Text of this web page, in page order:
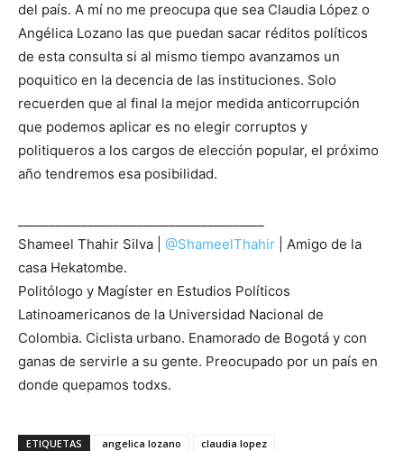
del país. A mí no me preocupa que sea Claudia López o
Angélica Lozano las que puedan sacar réditos políticos
de esta consulta si al mismo tiempo avanzamos un
poquitico en la decencia de las instituciones. Solo
recuerden que al final la mejor medida anticorrupción
que podemos aplicar es no elegir corruptos y
politiqueros a los cargos de elección popular, el próximo
año tendremos esa posibilidad.
Shameel Thahir Silva | @ShameelThahir | Amigo de la
casa Hekatombe.
Politólogo y Magíster en Estudios Políticos
Latinoamericanos de la Universidad Nacional de
Colombia. Ciclista urbano. Enamorado de Bogotá y con
ganas de servirle a su gente. Preocupado por un país en
donde quepamos todxs.
ETIQUETAS angelica lozano
claudia lopez